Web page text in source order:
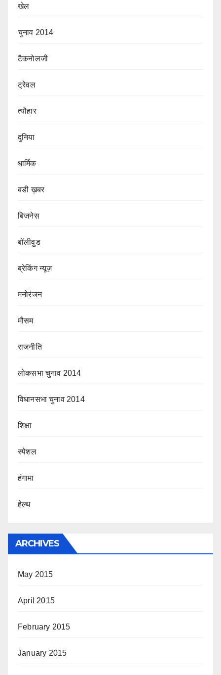
खेल
चुनाव 2014
टैकनोलजी
ट्रेवल
त्यौहार
दुनिया
धार्मिक
बडी ख़बर
बिजनेस
बॉलीवुड
ब्रेकिंग न्यूज़
मनोरंजन
मौसम
राजनीति
लोकसभा चुनाव 2014
विधानसभा चुनाव 2014
शिक्षा
स्पेशल
हंगामा
हेल्थ
ARCHIVES
May 2015
April 2015
February 2015
January 2015